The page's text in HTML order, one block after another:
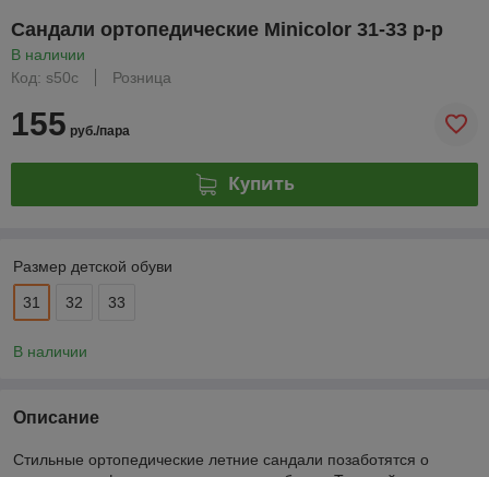
Сандали ортопедические Minicolor 31-33 р-р
В наличии
Код: s50с
Розница
155 руб./пара
Купить
Размер детской обуви
31 32 33
В наличии
Описание
Стильные ортопедические летние сандали позаботятся о